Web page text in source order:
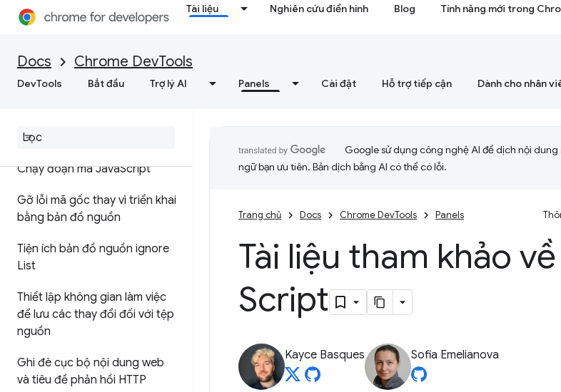
Tài liệu Nghiên cứu điển hình Blog Tính năng mới trong
Docs Chrome DevTools
DevTools Bắt đầu Trợ lý AI Panels Cài đặt Hỗ trợ tiếp cận Dành cho nhân
Nguồn
Tổng quan
Gỡ lỗi JavaScript
ngắt
Chạy đoạn mã JavaScript
Gỡ lỗi mã gốc thay vì triển khai
bằng bản đồ nguồn
Tiện ích bản đồ nguồn ignore
List
Thiết lập không gian làm việc
để lưu các thay đổi đối với tệp
nguồn
Ghi đè cục bộ nội dung web
và tiêu đề phản hồi HTTP
Google sử dụng công nghệ AI để dịch nội dung
ngữ bạn ưu tiên. Bản dịch bằng AI có thể có lỗi.
Trang chủ Docs Chrome DevTools Panels
Tài liệu tham khảo
Script
Kayce Basques Sofia Emelianova